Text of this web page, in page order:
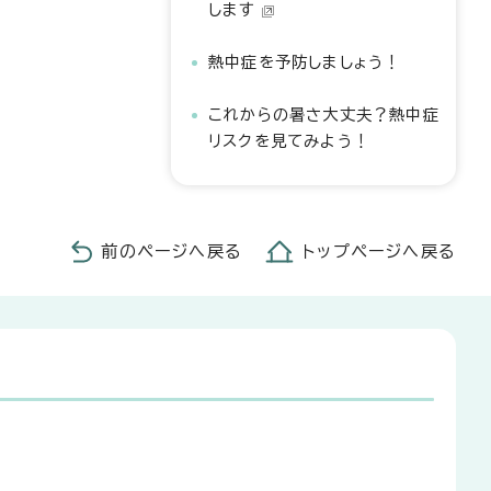
します
熱中症を予防しましょう！
これからの暑さ大丈夫？熱中症
リスクを見てみよう！
前のページへ戻る トップページへ戻る